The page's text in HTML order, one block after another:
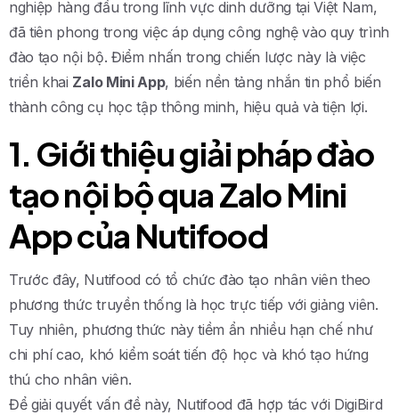
nghiệp hàng đầu trong lĩnh vực dinh dưỡng tại Việt Nam,
đã tiên phong trong việc áp dụng công nghệ vào quy trình
đào tạo nội bộ. Điểm nhấn trong chiến lược này là việc
triển khai Zalo Mini App, biến nền tảng nhắn tin phổ biến
thành công cụ học tập thông minh, hiệu quả và tiện lợi.
1. Giới thiệu giải pháp đào
tạo nội bộ qua Zalo Mini
App của Nutifood
Trước đây, Nutifood có tổ chức đào tạo nhân viên theo
phương thức truyền thống là học trực tiếp với giảng viên.
Tuy nhiên, phương thức này tiềm ẩn nhiều hạn chế như
chi phí cao, khó kiểm soát tiến độ học và khó tạo hứng
thú cho nhân viên.
Để giải quyết vấn đề này, Nutifood đã hợp tác với DigiBird